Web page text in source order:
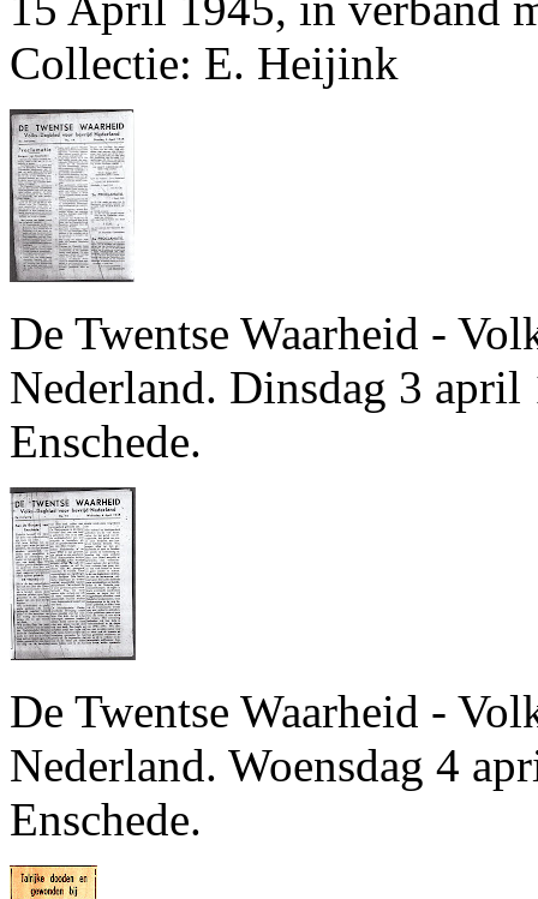
Collectie: E. Heijink
De Twentse Waarheid -
Nederland. Dinsdag 3
Enschede.
De Twentse Waarheid -
Nederland. Woensdag 4
Enschede.